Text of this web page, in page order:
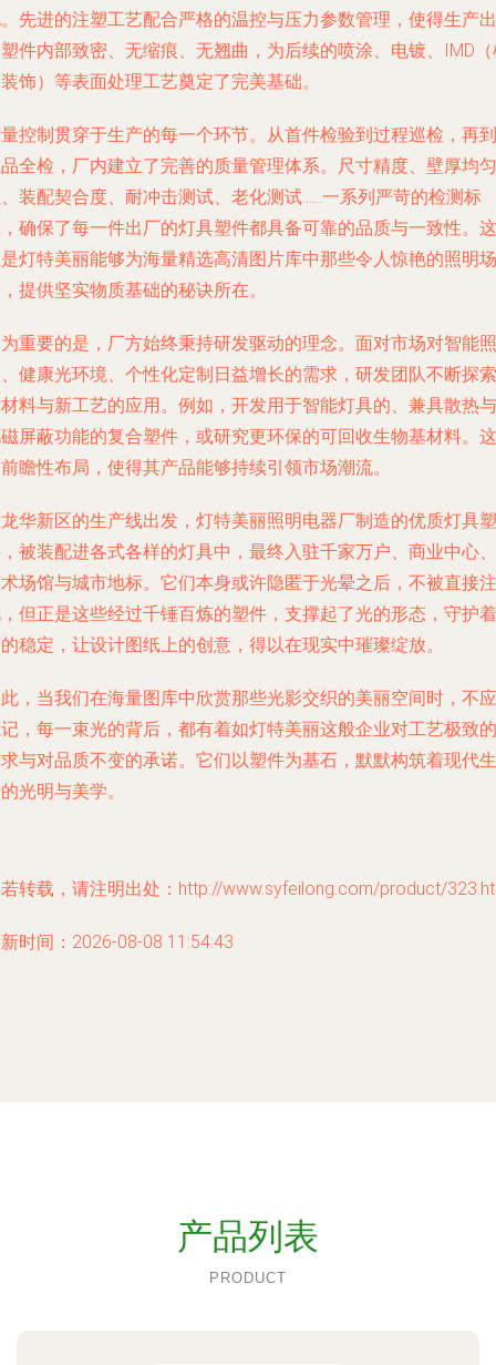
先进的注塑工艺配合严格的温控与压力参数管理，使得生产出
件内部致密、无缩痕、无翘曲，为后续的喷涂、电镀、IMD
饰）等表面处理工艺奠定了完美基础。
控制贯穿于生产的每一个环节。从首件检验到过程巡检，再到
全检，厂内建立了完善的质量管理体系。尺寸精度、壁厚均匀
装配契合度、耐冲击测试、老化测试……一系列严苛的检测标
确保了每一件出厂的灯具塑件都具备可靠的品质与一致性。这
灯特美丽能够为海量精选高清图片库中那些令人惊艳的照明场
提供坚实物质基础的秘诀所在。
重要的是，厂方始终秉持研发驱动的理念。面对市场对智能照
健康光环境、个性化定制日益增长的需求，研发团队不断探索
料与新工艺的应用。例如，开发用于智能灯具的、兼具散热与
屏蔽功能的复合塑件，或研究更环保的可回收生物基材料。这
瞻性布局，使得其产品能够持续引领市场潮流。
华新区的生产线出发，灯特美丽照明电器厂制造的优质灯具塑
被装配进各式各样的灯具中，最终入驻千家万户、商业中心、
场馆与城市地标。它们本身或许隐匿于光晕之后，不被直接注
但正是这些经过千锤百炼的塑件，支撑起了光的形态，守护着
稳定，让设计图纸上的创意，得以在现实中璀璨绽放。
，当我们在海量图库中欣赏那些光影交织的美丽空间时，不应
，每一束光的背后，都有着如灯特美丽这般企业对工艺极致的
与对品质不变的承诺。它们以塑件为基石，默默构筑着现代生
光明与美学。
转载，请注明出处：http://www.syfeilong.com/product/
时间：2026-08-08 11:54:43
产品列表
PRODUCT